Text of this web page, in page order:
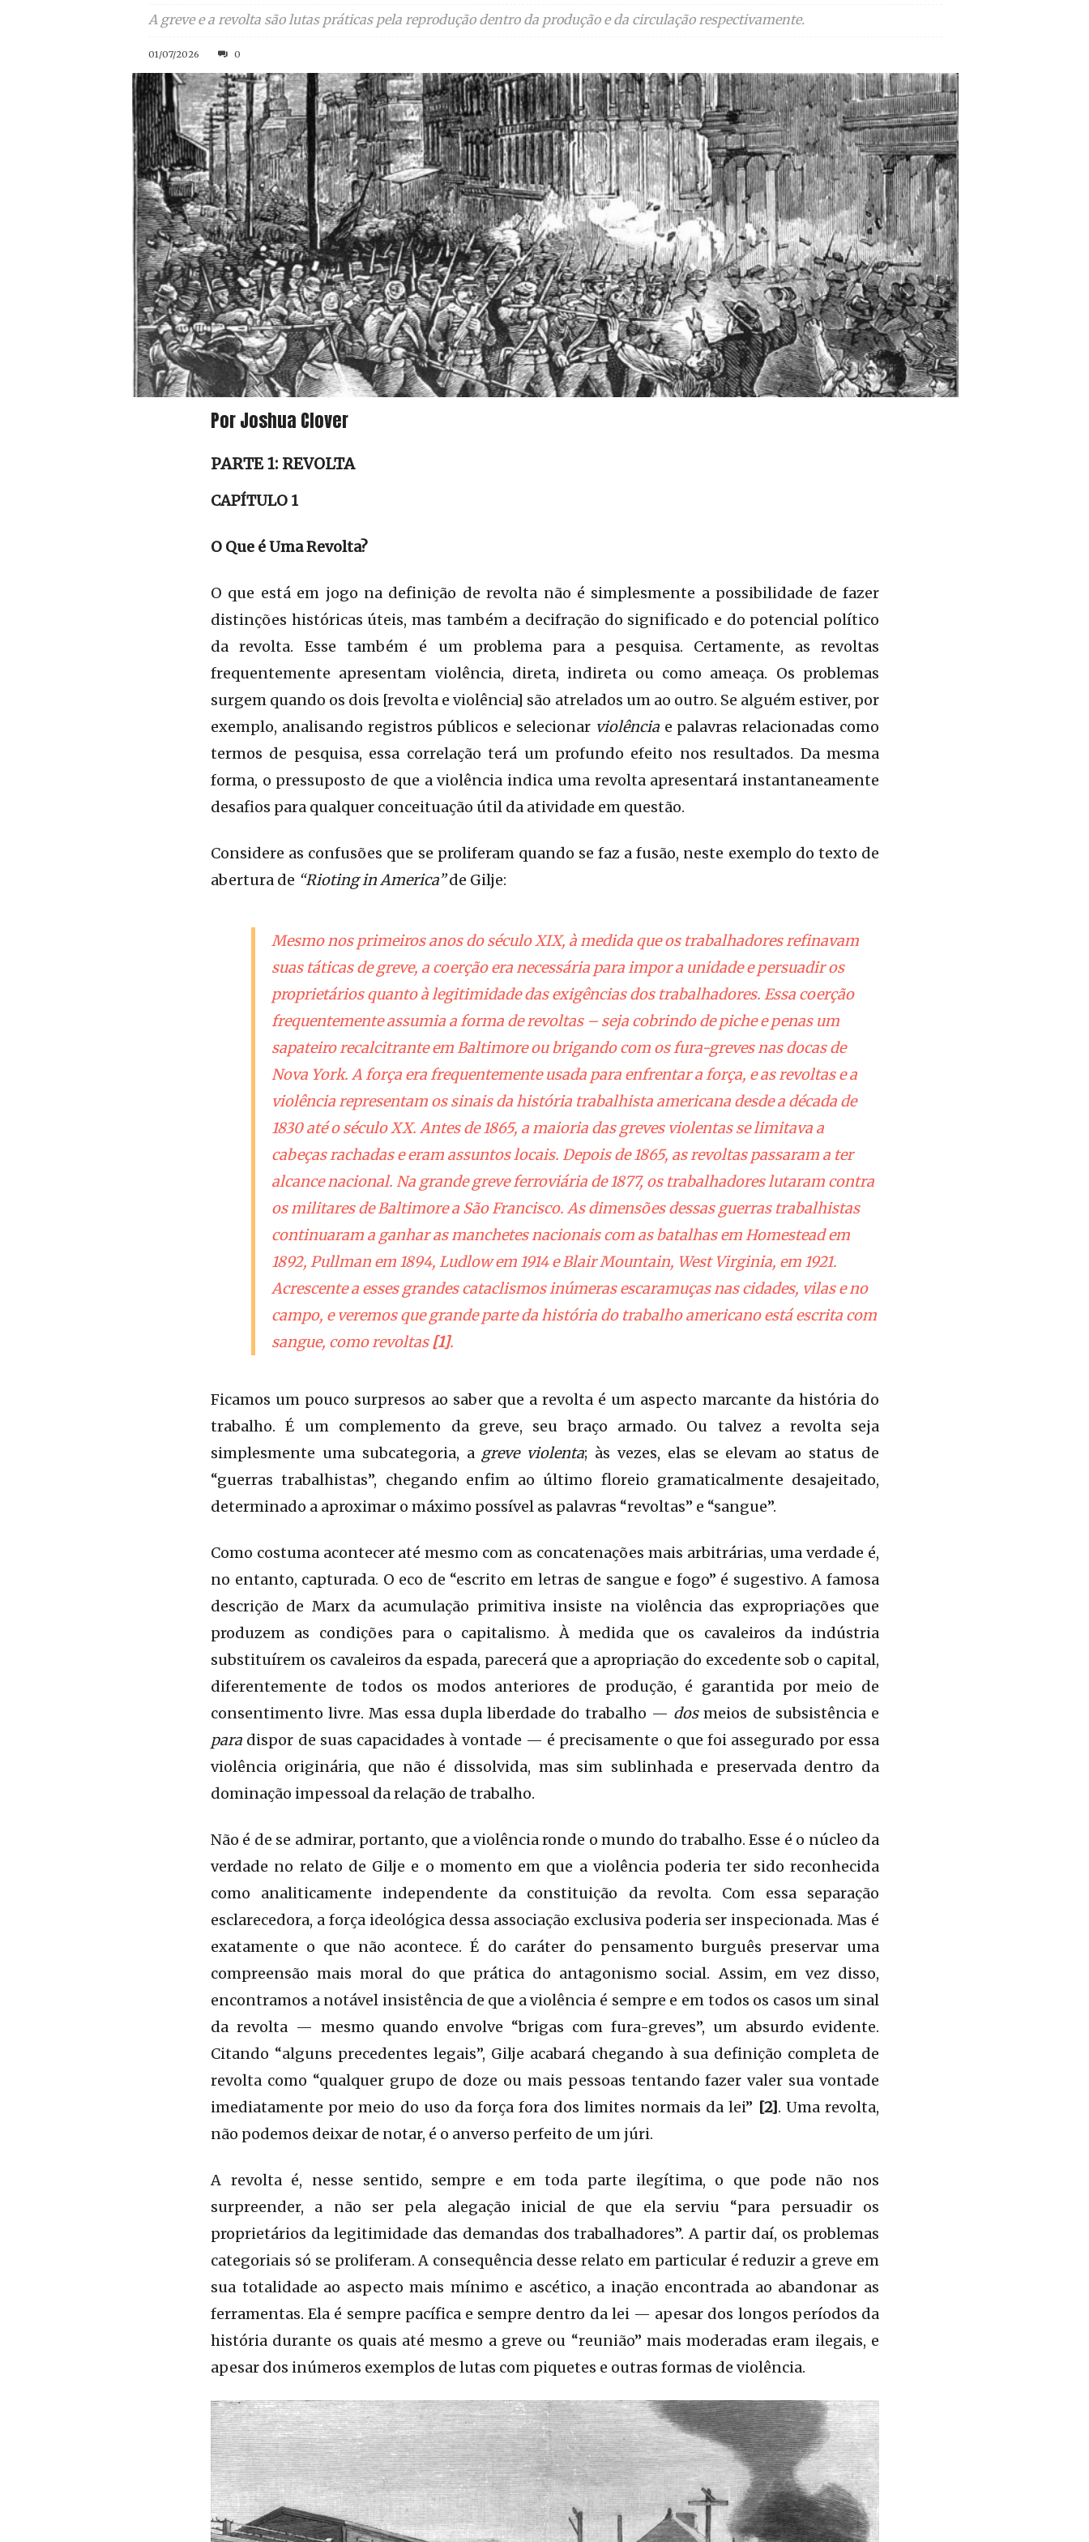
A greve e a revolta são lutas práticas pela reprodução dentro da produção e da circulação respectivamente.
01/07/2026 0
Por Joshua Clover
PARTE 1: REVOLTA
CAPÍTULO 1
O Que é Uma Revolta?
O que está em jogo na definição de revolta não é simplesmente a possibilidade de fazer
distinções históricas úteis, mas também a decifração do significado e do potencial político
da revolta. Esse também é um problema para a pesquisa. Certamente, as revoltas
frequentemente apresentam violência, direta, indireta ou como ameaça. Os problemas
surgem quando os dois [revolta e violência] são atrelados um ao outro. Se alguém estiver, por
exemplo, analisando registros públicos e selecionar violênciae palavras relacionadas como
termos de pesquisa, essa correlação terá um profundo efeito nos resultados. Da mesma
forma, o pressuposto de que a violência indica uma revolta apresentará instantaneamente
desafios para qualquer conceituação útil da atividade em questão.
Considere as confusões que se proliferam quando se faz a fusão, neste exemplo do texto de
abertura de “Rioting in America”de Gilje:
Mesmo nos primeiros anos do século XIX, à medida que os trabalhadores refinavam
suas táticas de greve, a coerção era necessária para impor a unidade e persuadir os
proprietários quanto à legitimidade das exigências dos trabalhadores. Essa coerção
frequentemente assumia a forma de revoltas – seja cobrindo de piche e penas um
sapateiro recalcitrante em Baltimore ou brigando com os fura-greves nas docas de
Nova York. A força era frequentemente usada para enfrentar a força, e as revoltas e a
violência representam os sinais da história trabalhista americana desde a década de
1830 até o século XX. Antes de 1865, a maioria das greves violentas se limitava a
cabeças rachadas e eram assuntos locais. Depois de 1865, as revoltas passaram a ter
alcance nacional. Na grande greve ferroviária de 1877, os trabalhadores lutaram contra
os militares de Baltimore a São Francisco. As dimensões dessas guerras trabalhistas
continuaram a ganhar as manchetes nacionais com as batalhas em Homestead em
1892, Pullman em 1894, Ludlow em 1914 e Blair Mountain, West Virginia, em 1921.
Acrescente a esses grandes cataclismos inúmeras escaramuças nas cidades, vilas e no
campo, e veremos que grande parte da história do trabalho americano está escrita com
sangue, como revoltas[1].
Ficamos um pouco surpresos ao saber que a revolta é um aspecto marcante da história do
trabalho. É um complemento da greve, seu braço armado. Ou talvez a revolta seja
simplesmente uma subcategoria, a greve violenta; às vezes, elas se elevam ao status de
“guerras trabalhistas”, chegando enfim ao último floreio gramaticalmente desajeitado,
determinado a aproximar o máximo possível as palavras “revoltas” e “sangue”.
Como costuma acontecer até mesmo com as concatenações mais arbitrárias, uma verdade é,
no entanto, capturada. O eco de “escrito em letras de sangue e fogo” é sugestivo. A famosa
descrição de Marx da acumulação primitiva insiste na violência das expropriações que
produzem as condições para o capitalismo. À medida que os cavaleiros da indústria
substituírem os cavaleiros da espada, parecerá que a apropriação do excedente sob o capital,
diferentemente de todos os modos anteriores de produção, é garantida por meio de
consentimento livre. Mas essa dupla liberdade do trabalho — dosmeios de subsistência e
para dispor de suas capacidades à vontade — é precisamente o que foi assegurado por essa
violência originária, que não é dissolvida, mas sim sublinhada e preservada dentro da
dominação impessoal da relação de trabalho.
Não é de se admirar, portanto, que a violência ronde o mundo do trabalho. Esse é o núcleo da
verdade no relato de Gilje e o momento em que a violência poderia ter sido reconhecida
como analiticamente independente da constituição da revolta. Com essa separação
esclarecedora, a força ideológica dessa associação exclusiva poderia ser inspecionada. Mas é
exatamente o que não acontece. É do caráter do pensamento burguês preservar uma
compreensão mais moral do que prática do antagonismo social. Assim, em vez disso,
encontramos a notável insistência de que a violência é sempre e em todos os casos um sinal
da revolta — mesmo quando envolve “brigas com fura-greves”, um absurdo evidente.
Citando “alguns precedentes legais”, Gilje acabará chegando à sua definição completa de
revolta como “qualquer grupo de doze ou mais pessoas tentando fazer valer sua vontade
imediatamente por meio do uso da força fora dos limites normais da lei” [2]. Uma revolta,
não podemos deixar de notar, é o anverso perfeito de um júri.
A revolta é, nesse sentido, sempre e em toda parte ilegítima, o que pode não nos
surpreender, a não ser pela alegação inicial de que ela serviu “para persuadir os
proprietários da legitimidade das demandas dos trabalhadores”. A partir daí, os problemas
categoriais só se proliferam. A consequência desse relato em particular é reduzir a greve em
sua totalidade ao aspecto mais mínimo e ascético, a inação encontrada ao abandonar as
ferramentas. Ela é sempre pacífica e sempre dentro da lei — apesar dos longos períodos da
história durante os quais até mesmo a greve ou “reunião” mais moderadas eram ilegais, e
apesar dos inúmeros exemplos de lutas com piquetes e outras formas de violência.